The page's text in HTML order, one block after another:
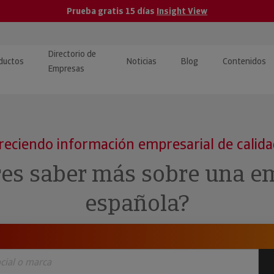
Prueba gratis 15 días Insight View
y ERP
· Recuperación de
Directorio de
Empresas
Noticias Blog Contenidos
Pública
Investigada
información empresarial de
saber más sobre una
española?